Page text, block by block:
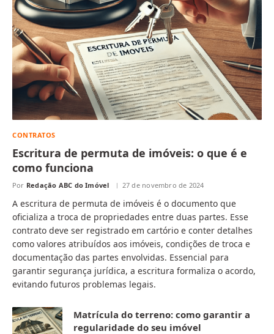
CONTRATOS
Escritura de permuta de imóveis: o que é e
como funciona
Por Redação ABC do Imóvel 27 de novembro de 2024
A escritura de permuta de imóveis é o documento que
oficializa a troca de propriedades entre duas partes. Esse
contrato deve ser registrado em cartório e conter detalhes
como valores atribuídos aos imóveis, condições de troca e
documentação das partes envolvidas. Essencial para
garantir segurança jurídica, a escritura formaliza o acordo,
evitando futuros problemas legais.
Matrícula do terreno: como garantir a
regularidade do seu imóvel